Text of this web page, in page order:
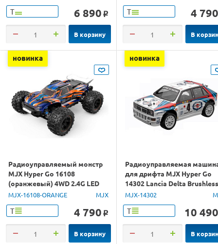
Т 6 890 o
В корзину
Т 4 790
В
новинка
Радиоуправляемый монстр
MJX Hyper Go 16108
(оранжевый) 4WD 2.4G LED
1/16 RTR
MJX-16108-ORANGE MJX
Т 4 790 o
В корзину
новинка
Радиоуправляемая
для дрифта MJX Hyper Go
14302 Lancia Delta Brushless
4WD 2.4G LED 1/14 RTR
MJX-14302
Т 10 490
В